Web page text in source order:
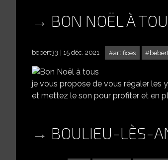
BON NOËL À
artifices
bebert33 15 déc. 2021
je vous propose de vous régaler les
et mettez le son pour profiter et en
BOULIEU-LÈS-